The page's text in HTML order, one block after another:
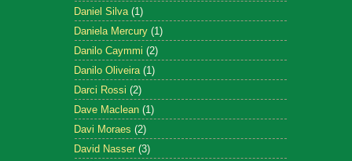
Daniel Silva (1)
Daniela Mercury (1)
Danilo Caymmi (2)
Danilo Oliveira (1)
Darci Rossi (2)
Dave Maclean (1)
Davi Moraes (2)
David Nasser (3)